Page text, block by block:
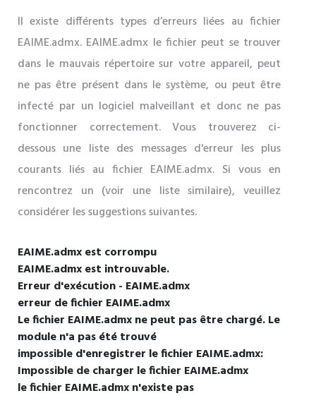
Il existe différents types d’erreurs liées au fichier
EAIME.admx. EAIME.admx le fichier peut se trouver
dans le mauvais répertoire sur votre appareil, peut
ne pas être présent dans le système, ou peut être
infecté par un logiciel malveillant et donc ne pas
fonctionner correctement. Vous trouverez ci-
dessous une liste des messages d'erreur les plus
courants liés au fichier EAIME.admx. Si vous en
rencontrez un (voir une liste similaire), veuillez
considérer les suggestions suivantes.
EAIME.admx est corrompu
EAIME.admx est introuvable.
Erreur d'exécution - EAIME.admx
erreur de fichier EAIME.admx
Le fichier EAIME.admx ne peut pas être chargé. Le
module n'a pas été trouvé
impossible d'enregistrer le fichier EAIME.admx:
Impossible de charger le fichier EAIME.admx
le fichier EAIME.admx n'existe pas